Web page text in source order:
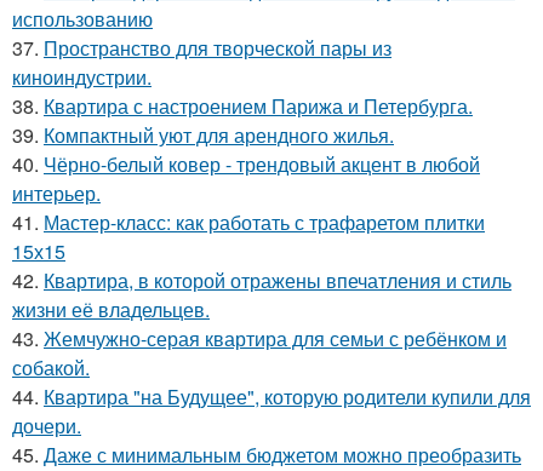
использованию
37. Пространство для творческой пары из
киноиндустрии.
38. Квартира с настроением Парижа и Петербурга.
39. Компактный уют для арендного жилья.
40. Чёрно-белый ковер - трендовый акцент в любой
интерьер.
41. Мастер-класс: как работать с трафаретом плитки
15х15
42. Квартира, в которой отражены впечатления и стиль
жизни её владельцев.
43. Жемчужно-серая квартира для семьи с ребёнком и
собакой.
44. Квартира "на Будущее", которую родители купили для
дочери.
45. Даже с минимальным бюджетом можно преобразить